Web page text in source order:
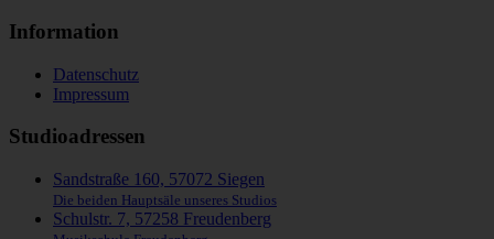
Information
Datenschutz
Impressum
Studioadressen
Sandstraße 160, 57072 Siegen
Die beiden Hauptsäle unseres Studios
Schulstr. 7, 57258 Freudenberg